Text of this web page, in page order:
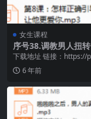
女生课程
序号38.调教男人扭
他以你的方式来爱你
下载地址 链接：https://
com/s/1EYQ13Sl...
6 年前